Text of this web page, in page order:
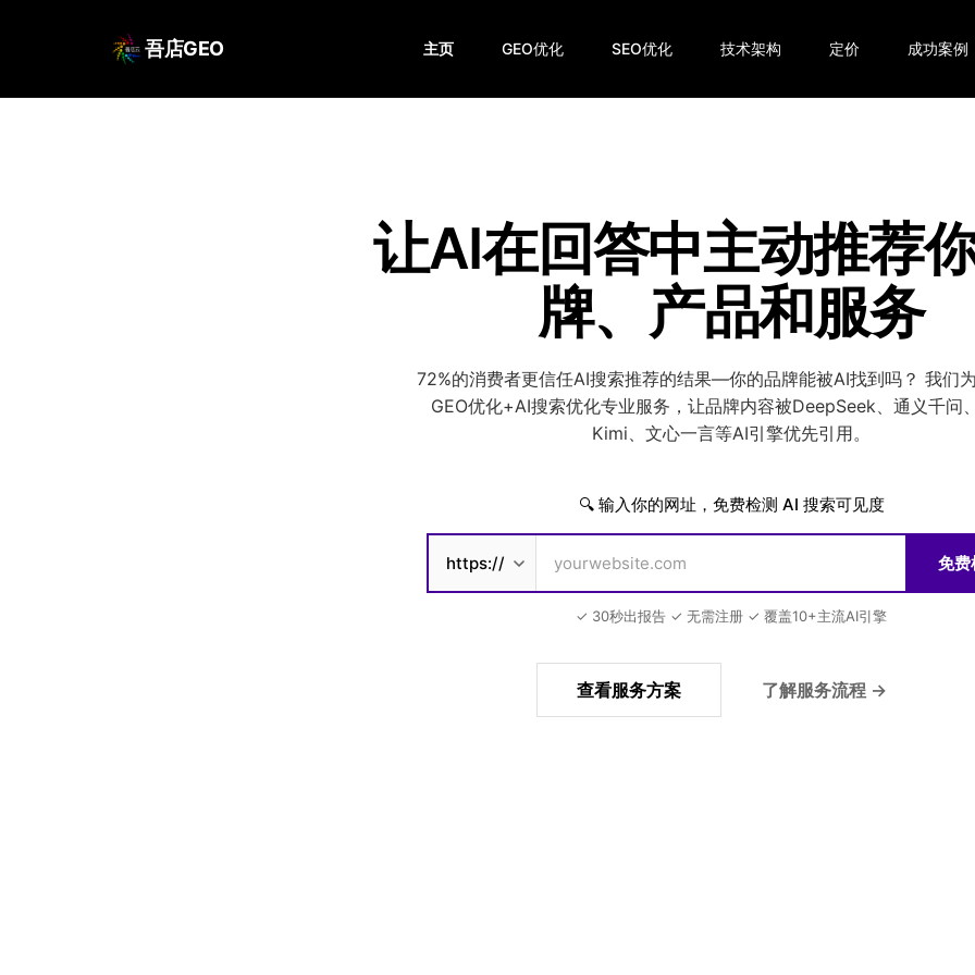
吾店GEO 主页 GEO优化 SEO优化 技术架构 定价 成功案例
让AI在回答中主动推荐
牌、产品和服务
72%的消费者更信任AI搜索推荐的结果—你的品牌能被AI找到吗？ 我们
GEO优化+AI搜索优化专业服务，让品牌内容被DeepSeek、通义千问
Kimi、文心一言等AI引擎优先引用。
🔍 输入你的网址，免费检测 AI 搜索可见度
免费
✓ 30秒出报告 ✓ 无需注册 ✓ 覆盖10+主流AI引擎
查看服务方案 了解服务流程 →